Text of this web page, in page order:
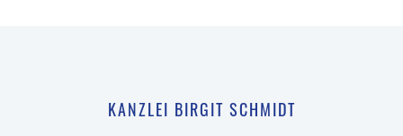
KANZLEI BIRGIT SCHMIDT